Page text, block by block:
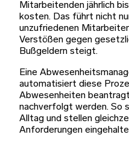
Mitarbeitenden jährlich
kosten. Das führt nicht
unzufriedenen
Verstößen gegen
Bußgeldern steigt.
Eine
automatisiert diese
Abwesenheiten
nachverfolgt werden. So
Alltag und stellen
Anforderungen